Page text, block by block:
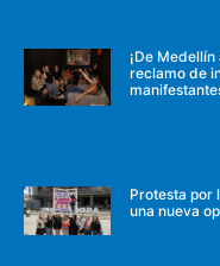
¡De
reclamo de
Protesta por
una nueva